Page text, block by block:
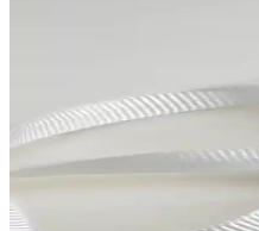
Nişan buketleri, dekorasyon ve
ZEKAAVM 2'li Söz
ZEKAAVM'nin 2'li söz tepsisi
Ayhanhome Çeyizlik
Bu makalede, iki farklı